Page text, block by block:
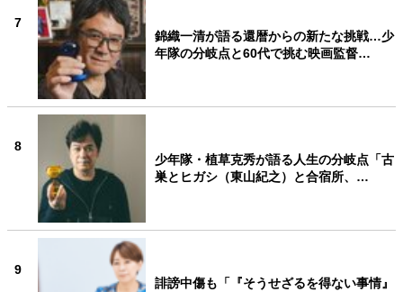
7
錦織一清が語る還暦からの新たな挑戦…少
年隊の分岐点と60代で挑む映画監督…
8
少年隊・植草克秀が語る人生の分岐点「古
巣とヒガシ（東山紀之）と合宿所、…
9
誹謗中傷も「『そうせざるを得ない事情』